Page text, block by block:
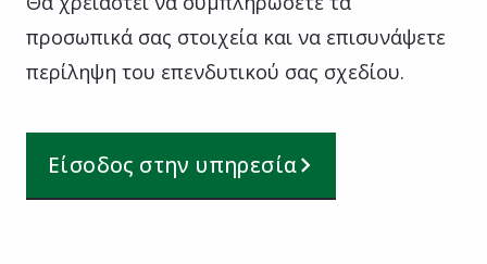
προσωπικά σας στοιχεία και να επισυνάψετε
περίληψη του επενδυτικού σας σχεδίου.
Είσοδος στην υπηρεσία